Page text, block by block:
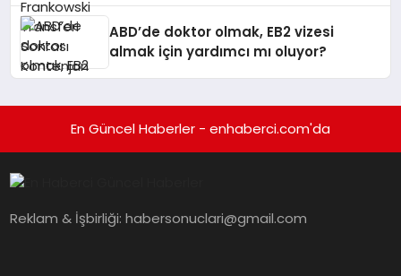
ABD’de doktor olmak, EB2 vizesi
almak için yardımcı mı oluyor?
En Güncel Haberler - enhaberci.com'da
Reklam & İşbirliği:habersonuclari@gmail.com